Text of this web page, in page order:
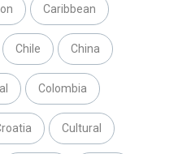
Caribbean
Chile China
Colombia
Cultural